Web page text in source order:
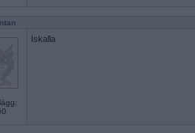
Iskalla